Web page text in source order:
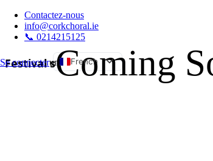
Contactez-nous
info@corkchoral.ie
📞 0214215125
Se connecterun
French
English
Festival sComing